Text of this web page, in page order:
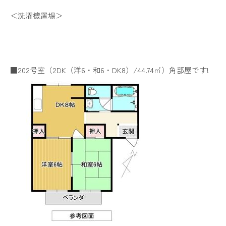
＜洗濯機置場＞
■202号室（2DK（洋6・和6・DK8）/44.74㎡）角部屋です!